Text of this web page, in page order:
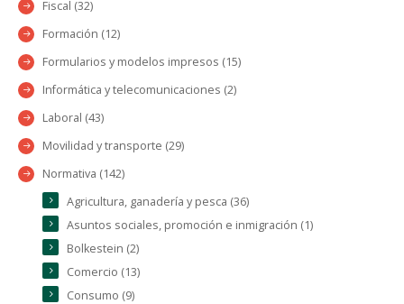
Fiscal (32)
Formación (12)
Formularios y modelos impresos (15)
Informática y telecomunicaciones (2)
Laboral (43)
Movilidad y transporte (29)
Normativa (142)
Agricultura, ganadería y pesca (36)
Asuntos sociales, promoción e inmigración (1)
Bolkestein (2)
Comercio (13)
Consumo (9)